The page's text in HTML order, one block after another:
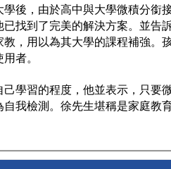
後，由於高中與大學微積分銜
找到了完美的解決方案。並告
，用以為其大學的課程補強。
者。
學習的程度，他並表示，只要
我檢測。徐先生堪稱是家庭教